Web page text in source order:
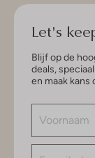
Let's
Blijf op de
deals,
en maak kans